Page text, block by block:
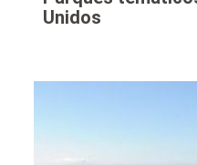
Unidos